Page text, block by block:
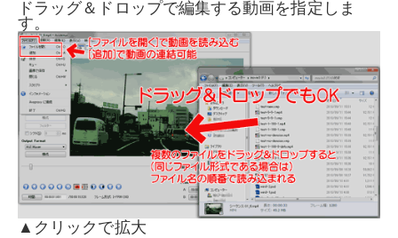
ドラッグ＆ドロップで編集する動画を指定しま
す。
▲クリックで拡大